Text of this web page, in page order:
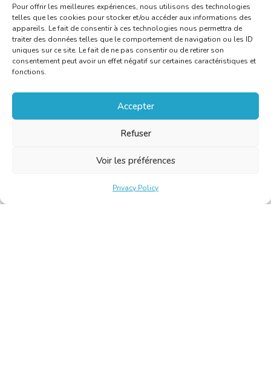
Pour offrir les meilleures expériences, nous utilisons des technologies
telles que les cookies pour stocker et/ou accéder aux informations des
appareils. Le fait de consentir à ces technologies nous permettra de
traiter des données telles que le comportement de navigation ou les ID
uniques sur ce site. Le fait de ne pas consentir ou de retirer son
consentement peut avoir un effet négatif sur certaines caractéristiques et
fonctions.
Accepter
Refuser
Voir les préférences
Privacy Policy